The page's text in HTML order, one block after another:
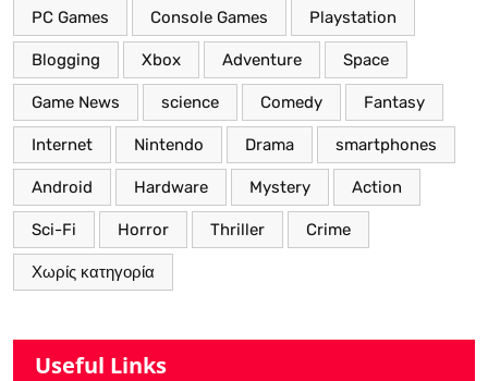
PC Games Console Games Playstation
Blogging Xbox Adventure Space
Game News science Comedy Fantasy
Internet Nintendo Drama smartphones
Android Hardware Mystery Action
Sci-Fi Horror Thriller Crime
Χωρίς κατηγορία
Useful Links